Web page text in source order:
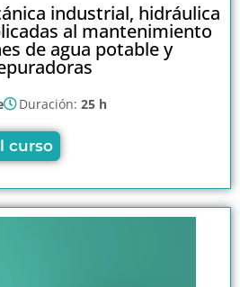
industrial, hidráulica
al mantenimiento
de agua potable y
Duración: 25 h
curso